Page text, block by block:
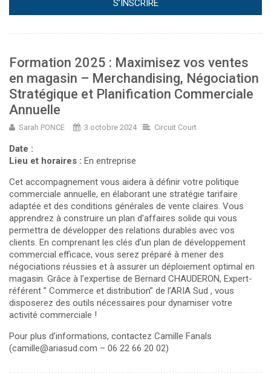
S’INSCRIRE
Formation 2025 : Maximisez vos ventes
en magasin – Merchandising, Négociation
Stratégique et Planification Commerciale
Annuelle
Sarah PONCE 3 octobre 2024 Circuit Court
Date :
Lieu et horaires : En entreprise
Cet accompagnement vous aidera à définir votre politique
commerciale annuelle, en élaborant une stratégie tarifaire
adaptée et des conditions générales de vente claires. Vous
apprendrez à construire un plan d’affaires solide qui vous
permettra de développer des relations durables avec vos
clients. En comprenant les clés d’un plan de développement
commercial efficace, vous serez préparé à mener des
négociations réussies et à assurer un déploiement optimal en
magasin. Grâce à l’expertise de Bernard CHAUDERON, Expert-
référent ” Commerce et distribution” de l’ARIA Sud , vous
disposerez des outils nécessaires pour dynamiser votre
activité commerciale !
Pour plus d’informations, contactez Camille Fanals
(camille@ariasud.com – 06 22 66 20 02)